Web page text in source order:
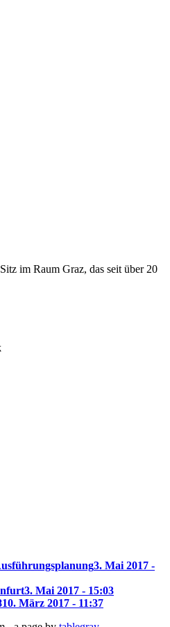
im Raum Graz, das seit über 20
3. Mai 2017 -
3. Mai 2017 - 15:03
10. März 2017 - 11:37